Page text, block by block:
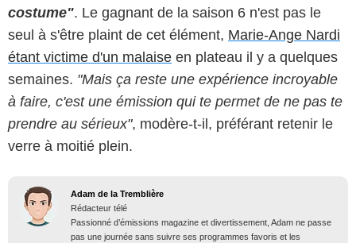
costume". Le gagnant de la saison 6 n'est pas le
seul à s'être plaint de cet élément, Marie-Ange Nardi
étant victime d'un malaise en plateau il y a quelques
semaines. "Mais ça reste une expérience incroyable
à faire, c'est une émission qui te permet de ne pas te
prendre au sérieux", modère-t-il, préférant retenir le
verre à moitié plein.
Adam de la Tremblière
Rédacteur télé
Passionné d’émissions magazine et divertissement, Adam ne passe
pas une journée sans suivre ses programmes favoris et les